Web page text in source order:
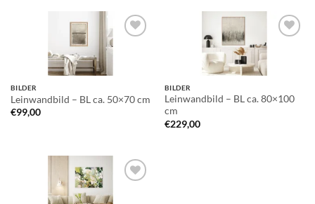
Auf die
BILDER
Leinwandbild – BL ca. 50×70 cm
€99,00
Auf die
Wunschliste
BILDER
Leinwandbild – BL ca. 80×100
cm
€229,00
Wunschliste